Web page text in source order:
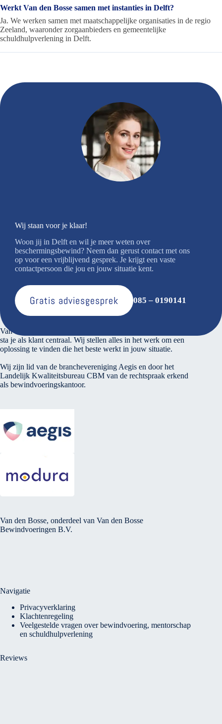
Werkt Van den Bosse samen met instanties in Delft?
Ja. We werken samen met maatschappelijke organisaties in de regio
Zeeland, waaronder zorgaanbieders en gemeentelijke
schuldhulpverlening in Delft.
Wij staan voor je klaar!
Woon jij in Delft en wil je meer weten over
beschermingsbewind? Neem dan gerust contact met ons
op voor een vrijblijvend gesprek. Je krijgt een vaste
contactpersoon die jou en jouw situatie kent.
Gratis adviesgesprek 085 – 0190141
Over ons
Van den Bosse voert verantwoord financieel beheer. Bij ons
sta je als klant centraal. Wij stellen alles in het werk om een
oplossing te vinden die het beste werkt in jouw situatie.
Wij zijn lid van de branchevereniging Aegis en door het
Landelijk Kwaliteitsbureau CBM van de rechtspraak erkend
als bewindvoeringskantoor.
Van den Bosse, onderdeel van Van den Bosse
Bewindvoeringen B.V.
Navigatie
Privacyverklaring
Klachtenregeling
Veelgestelde vragen over bewindvoering, mentorschap
en schuldhulpverlening
Reviews